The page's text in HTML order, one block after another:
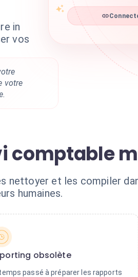
in
vos
votre
comptable
nettoyer et les compiler
humaines.
obsolète
passé à préparer les rapports